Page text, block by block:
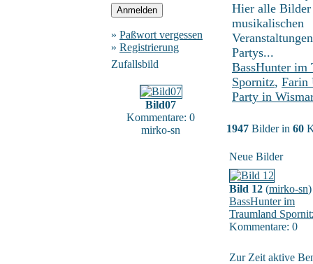
» Paßwort vergessen
» Registrierung
Zufallsbild
Bild07
Kommentare: 0
mirko-sn
Hier alle
musikalischen
Partys...
BassHunter im
Spornitz, Farin
Party in
1947 Bilder in 60
Neue Bilder
Bild 12 (mirko-sn)
BassHunter im
Traumland
Kommentare: 0
Zur Zeit aktive